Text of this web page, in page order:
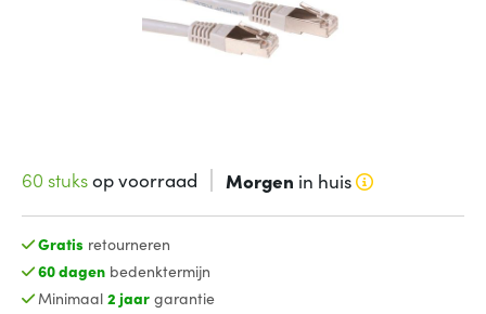
60 stuksop voorraad Morgen in huis
Gratis retourneren
60 dagenbedenktermijn
Minimaal 2 jaargarantie